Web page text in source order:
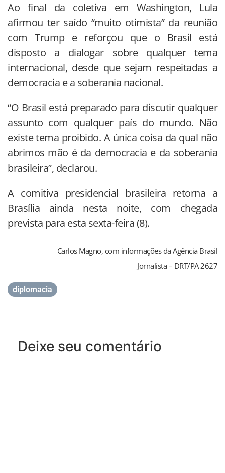
Ao final da coletiva em Washington, Lula
afirmou ter saído “muito otimista” da reunião
com Trump e reforçou que o Brasil está
disposto a dialogar sobre qualquer tema
internacional, desde que sejam respeitadas a
democracia e a soberania nacional.
“O Brasil está preparado para discutir qualquer
assunto com qualquer país do mundo. Não
existe tema proibido. A única coisa da qual não
abrimos mão é da democracia e da soberania
brasileira”, declarou.
A comitiva presidencial brasileira retorna a
Brasília ainda nesta noite, com chegada
prevista para esta sexta-feira (8).
Carlos Magno, com informações da Agência Brasil
Jornalista – DRT/PA 2627
diplomacia
Deixe seu comentário